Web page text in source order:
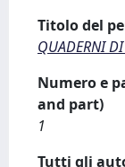
Titolo del
QUADERNI
Numero e
and part)
1
Tutti gli